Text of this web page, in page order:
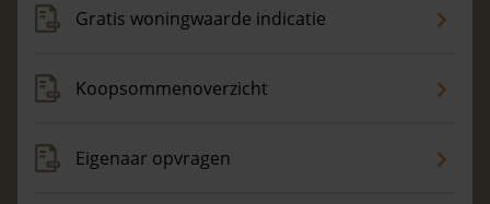
Gratis woningwaarde indicatie
Koopsommenoverzicht
Eigenaar opvragen